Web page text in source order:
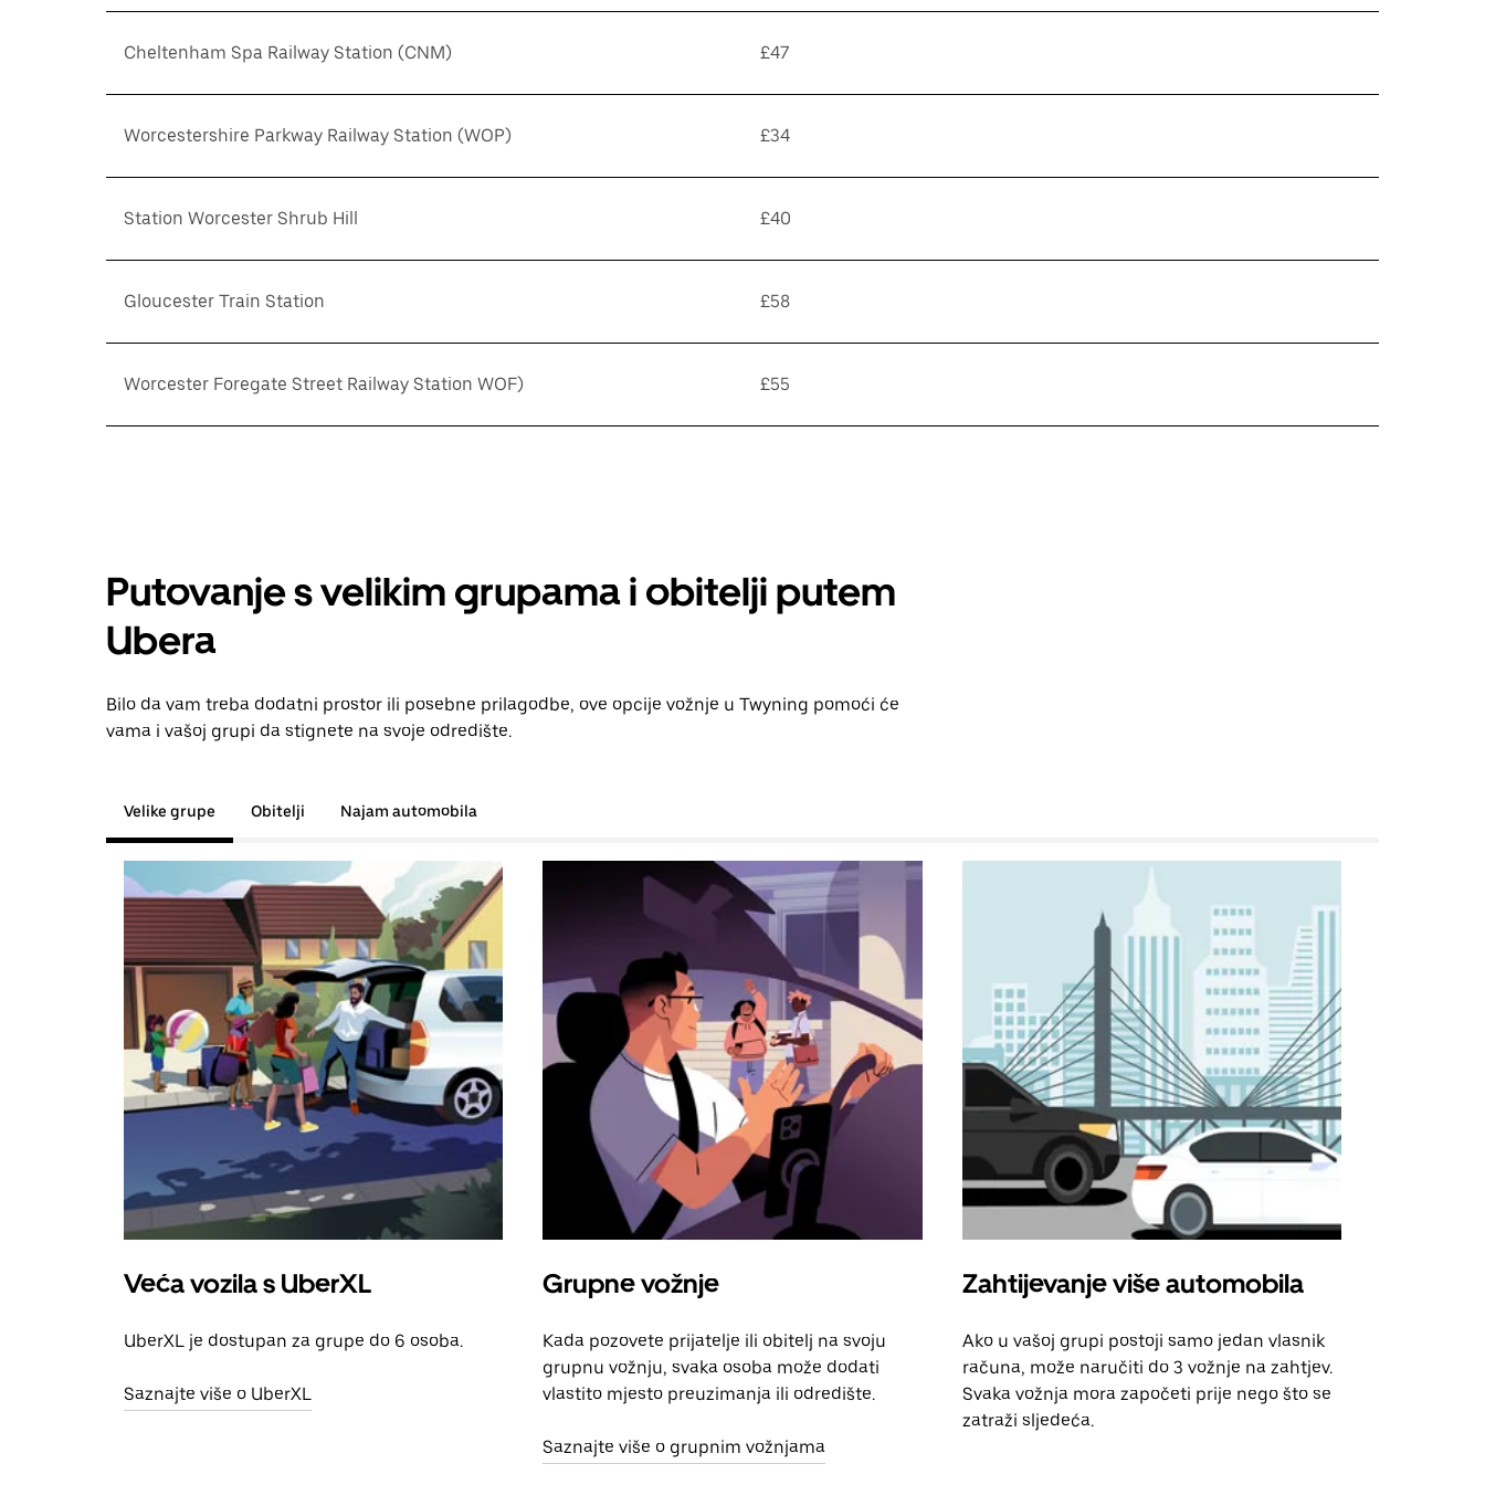
Cheltenham Spa Railway Station (CNM) £47
Worcestershire Parkway Railway Station (WOP) £34
Station Worcester Shrub Hill £40
Gloucester Train Station £58
Worcester Foregate Street Railway Station WOF) £55
Putovanje s velikim grupama i obitelji putem
Ubera
Bilo da vam treba dodatni prostor ili posebne prilagodbe, ove opcije vožnje u Twyning pomoći će
vama i vašoj grupi da stignete na svoje odredište.
Velike grupe Obitelji Najam automobila
Veća vozila s UberXL
UberXL je dostupan za grupe do 6 osoba.
Saznajte više o UberXL
Grupne vožnje
Kada pozovete prijatelje ili obitelj na svoju
grupnu vožnju, svaka osoba može dodati
vlastito mjesto preuzimanja ili odredište.
Saznajte više o grupnim vožnjama
Zahtijevanje više automobila
Ako u vašoj grupi postoji samo jedan vlasnik
računa, može naručiti do 3 vožnje na zahtjev.
Svaka vožnja mora započeti prije nego što se
zatraži sljedeća.